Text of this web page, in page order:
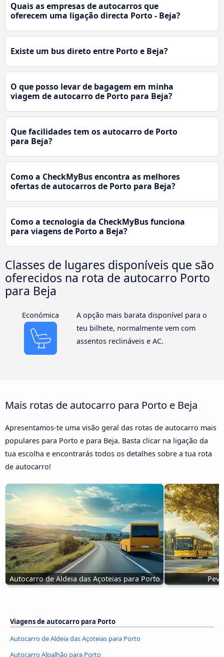
Quais as empresas de autocarros que
oferecem uma ligação directa Porto - Beja?
Existe um bus direto entre Porto e Beja?
O que posso levar de bagagem em minha
viagem de autocarro de Porto para Beja?
Que facilidades tem os autocarro de Porto
para Beja?
Como a CheckMyBus encontra as melhores
ofertas de autocarros de Porto para Beja?
Como a tecnologia da CheckMyBus funciona
para viagens de Porto a Beja?
Classes de lugares disponíveis que são
oferecidos na rota de autocarro Porto
para Beja
Económica
A opção mais barata disponível para o
teu bilhete, normalmente vem com
assentos reclináveis e AC.
Mais rotas de autocarro para Porto e Beja
Apresentamos-te uma visão geral das rotas de autocarro mais
populares para Porto e para Beja. Basta clicar na ligação da
tua escolha e encontrarás todos os detalhes sobre a tua rota
de autocarro!
Autocarro de Aldeia das Açoteias para Porto
Viagens de autocarro para Porto
Autocarro de Aldeia das Açoteias para Porto
Autocarro Alpalhão para Porto